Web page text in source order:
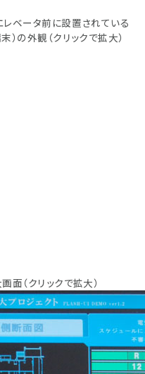
ベータ前に設置されている
）の外観（クリックで拡大）
（クリックで拡大）